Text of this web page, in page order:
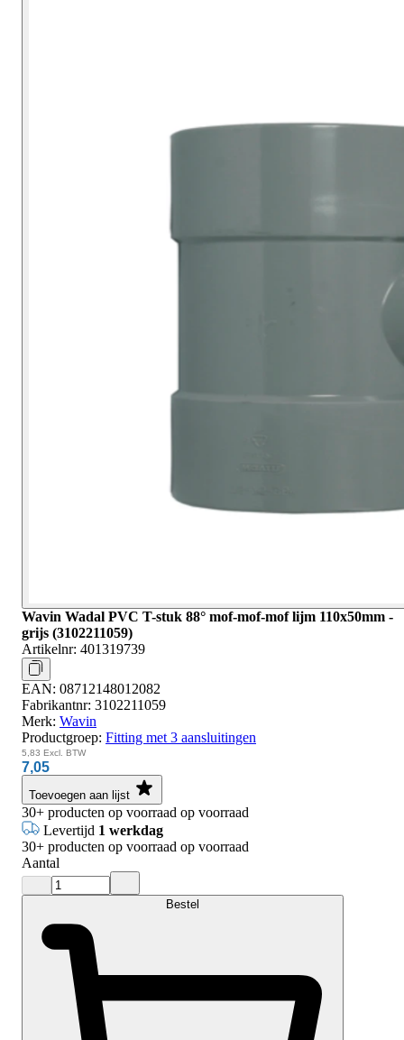
Wavin Wadal PVC T-stuk 88° mof-mof-mof lijm 110x50mm -
grijs (3102211059)
Artikelnr: 401319739
EAN: 08712148012082
Fabrikantnr: 3102211059
Merk: Wavin
Productgroep: Fitting met 3 aansluitingen
5,83 Excl. BTW
7,05
Toevoegen aan lijst
30+ producten op voorraad op voorraad
Levertijd 1 werkdag
30+ producten op voorraad op voorraad
Aantal
Bestel